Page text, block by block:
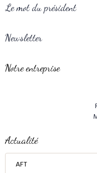
Le mot du président
Newsletter
Notre entreprise
Actualité
AFT